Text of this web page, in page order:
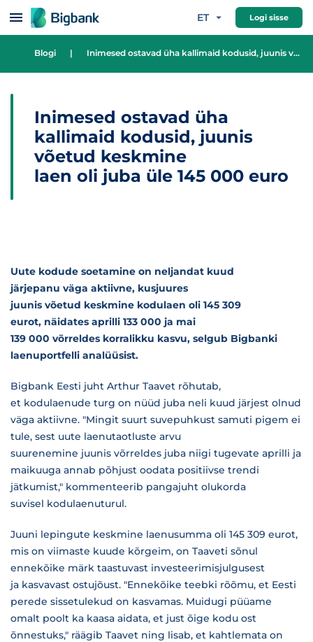
Hüppa sisu juurde ET Logi sisse
Blogi | Inimesed ostavad üha kallimaid kodusid, juunis võetud keskmine laen oli juba üle 145 000 euro
Inimesed ostavad üha
kallimaid kodusid, juunis
võetud keskmine
laen oli juba üle 145 000 euro
Uute kodude soetamine on neljandat kuud
järjepanu väga aktiivne, kusjuures
juunis võetud keskmine kodulaen oli 145 309
eurot, näidates aprilli 133 000 ja mai
139 000 võrreldes korralikku kasvu, selgub Bigbanki
laenuportfelli analüüsist.
Bigbank Eesti juht Arthur Taavet rõhutab,
et kodulaenude turg on nüüd juba neli kuud järjest olnud
väga aktiivne. "Mingit suurt suvepuhkust samuti pigem ei
tule, sest uute laenutaotluste arvu
suurenemine juunis võrreldes juba niigi tugevate aprilli ja
maikuuga annab põhjust oodata positiivse trendi
jätkumist," kommenteerib pangajuht olukorda
suvisel kodulaenuturul.
Juuni lepingute keskmine laenusumma oli 145 309 eurot,
mis on viimaste kuude kõrgeim, on Taaveti sõnul
ennekõike märk taastuvast investeerimisjulgusest
ja kasvavast ostujõust. "Ennekõike teebki rõõmu, et Eesti
perede sissetulekud on kasvamas. Muidugi püüame
omalt poolt ka kaasa aidata, et just õige kodu ost
õnnestuks," räägib Taavet ning lisab, et kahtlemata on